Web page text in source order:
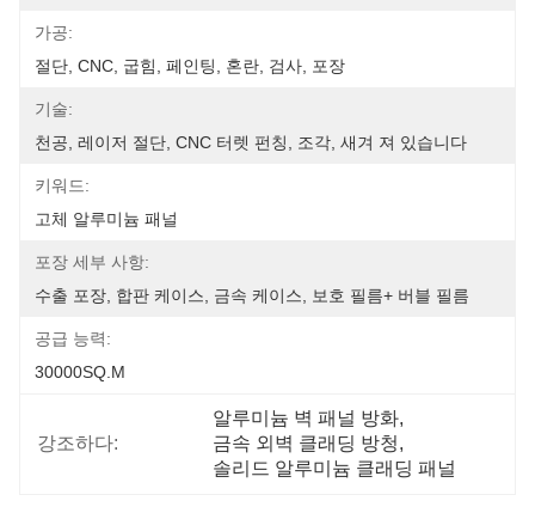
가공:
절단, CNC, 굽힘, 페인팅, 혼란, 검사, 포장
기술:
천공, 레이저 절단, CNC 터렛 펀칭, 조각, 새겨 져 있습니다
키워드:
고체 알루미늄 패널
포장 세부 사항:
수출 포장, 합판 케이스, 금속 케이스, 보호 필름+ 버블 필름
공급 능력:
30000SQ.M
강조하다:
알루미늄 벽 패널 방화,
금속 외벽 클래딩 방청,
솔리드 알루미늄 클래딩 패널